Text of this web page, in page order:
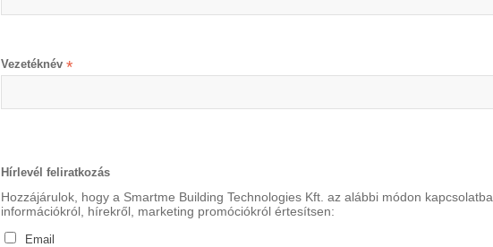
Vezetéknév *
Hírlevél feliratkozás
Hozzájárulok, hogy a Smartme Building Technologies Kft. az alábbi módon
információkról, hírekről, marketing promóciókról értesítsen:
Email